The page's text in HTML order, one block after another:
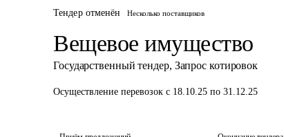
Тендер отменён Несколько поставщиков
Вещевое имущество
Государственный тендер, Запрос котировок
Осуществление перевозок с 18.10.25 по 31.12.25